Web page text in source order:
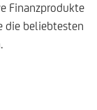
Finanzprodukte
die beliebtesten